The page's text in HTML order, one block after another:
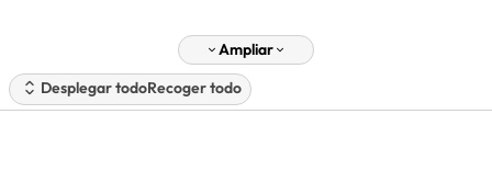
Ampliar
Desplegar todoRecoger todo